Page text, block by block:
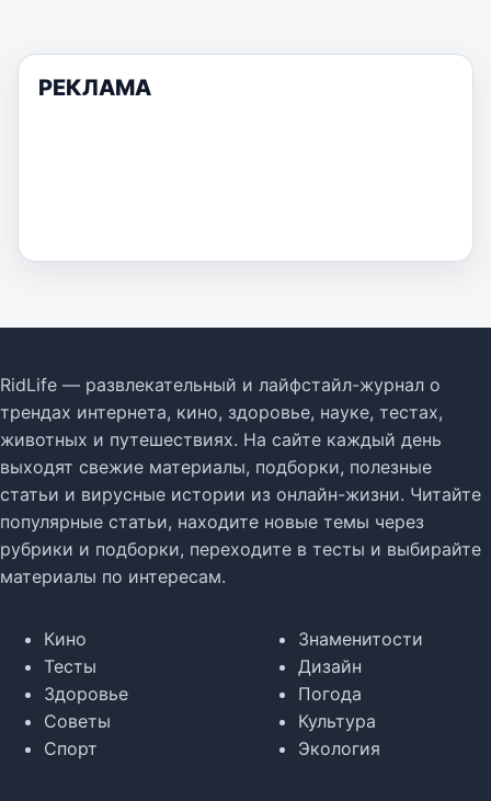
РЕКЛАМА
RidLife — развлекательный и лайфстайл-журнал о
трендах интернета, кино, здоровье, науке, тестах,
животных и путешествиях. На сайте каждый день
выходят свежие материалы, подборки, полезные
статьи и вирусные истории из онлайн-жизни. Читайте
популярные статьи, находите новые темы через
рубрики и подборки, переходите в тесты и выбирайте
материалы по интересам.
Кино
Тесты
Здоровье
Советы
Спорт
Знаменитости
Дизайн
Погода
Культура
Экология